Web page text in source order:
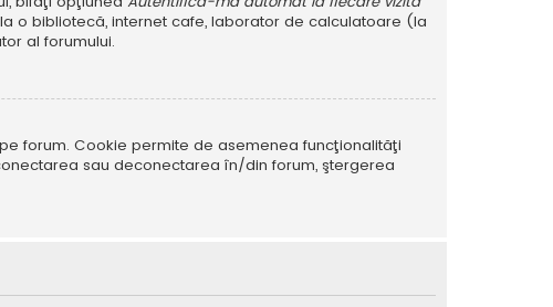
o bibliotecă, internet cafe, laborator de calculatoare (la
al forumului.
forum. Cookie permite de asemenea funcţionalităţi
sau deconectarea în/din forum, ştergerea